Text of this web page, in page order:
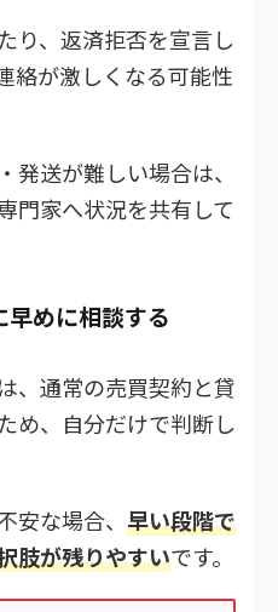
り、返済拒否を宣言し
絡が激しくなる可能性
発送が難しい場合は、
門家へ状況を共有して
めに相談する
、通常の売買契約と貸
め、自分だけで判断し
な場合、 早い段階で
肢が残りやすいです。